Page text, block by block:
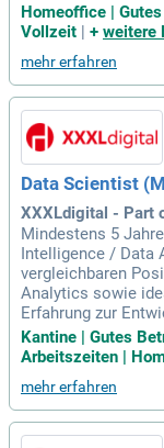
Homeoffice |
Vollzeit
+ weitere
mehr erfahren
Data Scientist
XXXLdigital - Part
Mindestens 5
Intelligence / Data
vergleichbaren
Analytics sowie
Erfahrung zur
Kantine | Gutes
Arbeitszeiten |
mehr erfahren